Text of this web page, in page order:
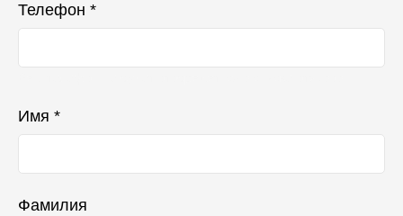
Телефон *
Имя *
Фамилия